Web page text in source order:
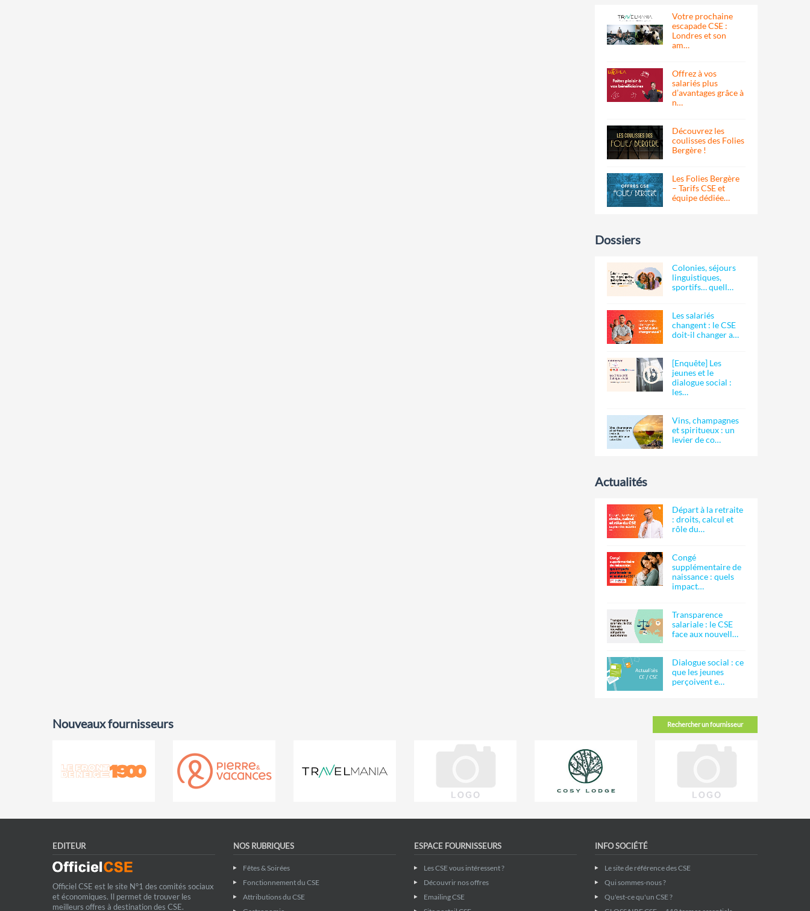
Votre prochaine
escapade CSE :
Londres et son
am…
Offrez à vos
salariés plus
d’avantages grâce à
n…
Découvrez les
coulisses des Folies
Bergère !
Les Folies Bergère
– Tarifs CSE et
équipe dédiée…
Dossiers
Colonies, séjours
linguistiques,
sportifs… quell…
Les salariés
changent : le CSE
doit-il changer a…
[Enquête] Les
jeunes et le
dialogue social :
les…
Vins, champagnes
et spiritueux : un
levier de co…
Actualités
Départ à la retraite
: droits, calcul et
rôle du…
Congé
supplémentaire de
naissance : quels
impact…
Transparence
salariale : le CSE
face aux nouvell…
Dialogue social : ce
que les jeunes
perçoivent e…
Rechercher un fournisseur
Nouveaux fournisseurs
EDITEUR
Officiel CSE est le site N°1 des comités sociaux
et économiques. Il permet de trouver les
meilleurs offres à destination des CSE.
NOS RUBRIQUES
Fêtes & Soirées
Fonctionnement du CSE
Attributions du CSE
ESPACE FOURNISSEURS
Les CSE vous intéressent ?
Découvrir nos offres
Emailing CSE
INFO SOCIÉTÉ
Le site de référence des CSE
Qui sommes-nous ?
Qu'est-ce qu'un CSE ?